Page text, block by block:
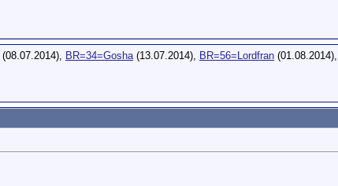
(08.07.2014), BR=34=Gosha(13.07.2014), BR=56=Lordfran